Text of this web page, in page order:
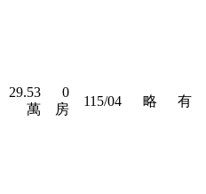
29.53
萬
0
房
115/04 略 有